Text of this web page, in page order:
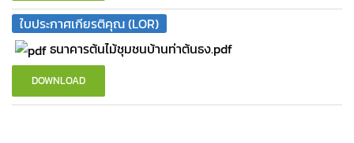
ใบประกาศเกียรติคุณ (LOR)
ธนาคารต้นไม้ชุมชนบ้านท่าต้นธง.pdf
DOWNLOAD